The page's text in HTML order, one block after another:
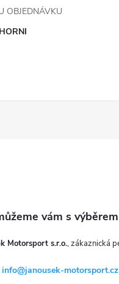
OBJEDNÁVKU
Motorsport s.r.o.
info@janousek-motorsport.cz